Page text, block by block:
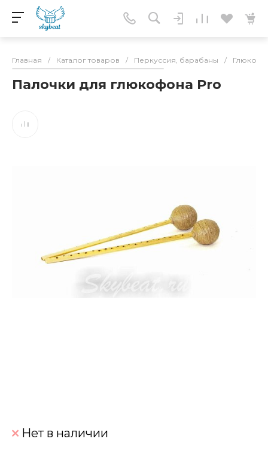
Главная / Каталог товаров / Перкуссия, барабаны /
Палочки для глюкофона Pro
Нет в наличии